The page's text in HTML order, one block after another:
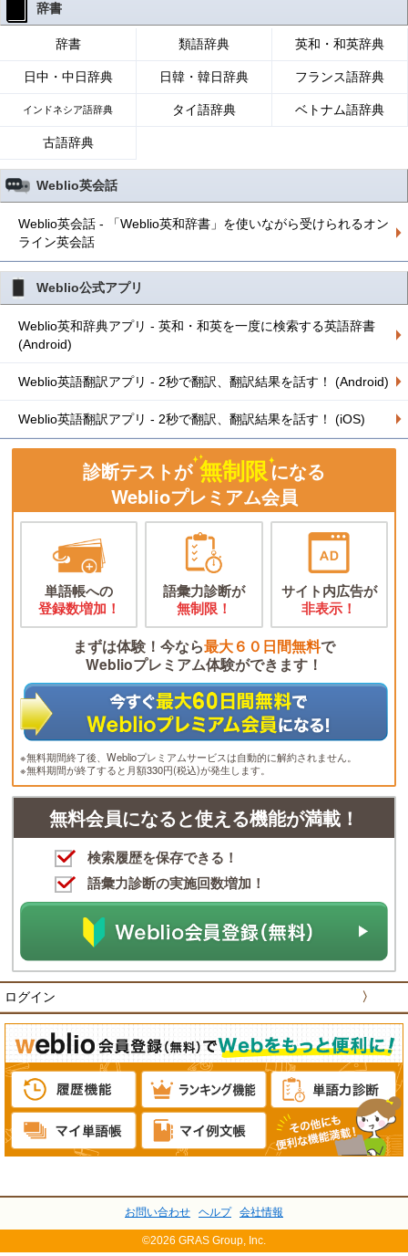
辞書
辞書 類語辞典 英和・和英辞典
日中・中日辞典 日韓・韓日辞典 フランス語辞典
インドネシア語辞典 タイ語辞典 ベトナム語辞典
古語辞典
Weblio英会話
Weblio英会話 - 「Weblio英和辞書」を使いながら受けられるオン
ライン英会話
Weblio公式アプリ
Weblio英和辞典アプリ - 英和・和英を一度に検索する英語辞書
(Android)
Weblio英語翻訳アプリ - 2秒で翻訳、翻訳結果を話す！ (Android)
Weblio英語翻訳アプリ - 2秒で翻訳、翻訳結果を話す！ (iOS)
診断テストが 無制限になる
Weblioプレミアム会員
単語帳への
登録数増加！
語彙力診断が
無制限！
サイト内広告が
非表示！
まずは体験！今なら最大６０日間無料で
Weblioプレミアム体験ができます！
※無料期間終了後、Weblioプレミアムサービスは自動的に解約されません。
※無料期間が終了すると月額330円(税込)が発生します。
無料会員になると使える機能が満載！
検索履歴を保存できる！
語彙力診断の実施回数増加！
ログイン 〉
お問い合わせ ヘルプ 会社情報
©2026 GRAS Group, Inc.